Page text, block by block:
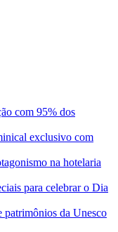
com 95% dos
exclusivo com
na hotelaria
para celebrar o Dia
patrimônios da Unesco